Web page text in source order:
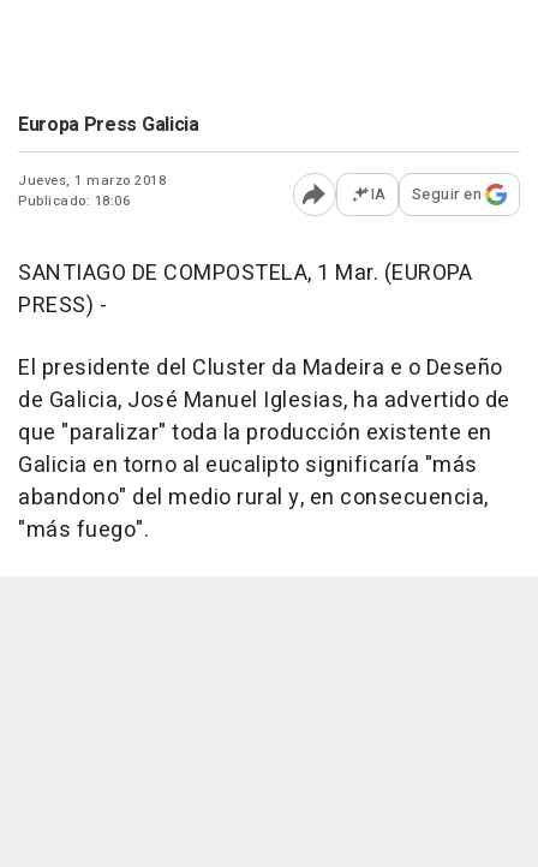
Europa Press Galicia
Jueves, 1 marzo 2018
Publicado: 18:06
Abrir opciones para
IA Seguir en
SANTIAGO DE COMPOSTELA, 1 Mar. (EUROPA
PRESS) -
El presidente del Cluster da Madeira e o Deseño
de Galicia, José Manuel Iglesias, ha advertido de
que "paralizar" toda la producción existente en
Galicia en torno al eucalipto significaría "más
abandono" del medio rural y, en consecuencia,
"más fuego".